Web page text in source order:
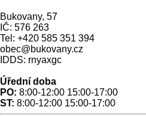
Bukovany, 57
IČ: 576 263
Tel: +420 585 351 394
obec@bukovany.cz
IDDS: rnyaxgc
Úřední doba
PO: 8:00-12:00 15:00-17:00
ST: 8:00-12:00 15:00-17:00